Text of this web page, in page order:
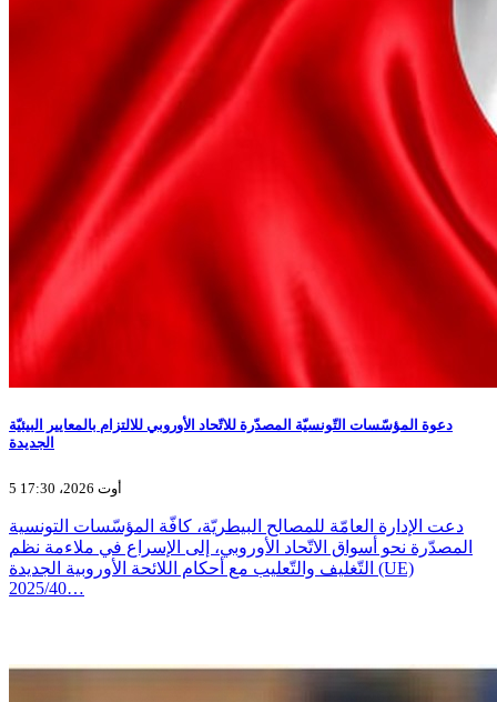
دعوة المؤسّسات التّونسيّة المصدّرة للاتّحاد الأوروبي للالتزام بالمعايير البيئيّة
الجديدة
5 أوت 2026، 17:30
دعت الإدارة العامّة للمصالح البيطريّة، كافّة المؤسّسات التونسية
المصدّرة نحو أسواق الاتّحاد الأوروبي، إلى الإسراع في ملاءمة نظم
التّغليف والتّعليب مع أحكام اللائحة الأوروبية الجديدة (UE)
2025/40…